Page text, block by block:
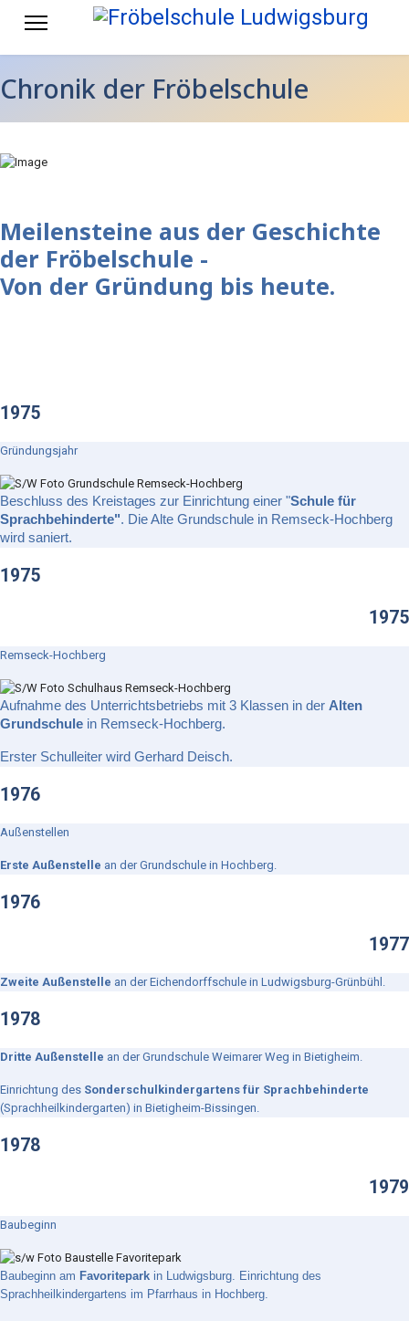
Chronik der Fröbelschule
Meilensteine aus der Geschichte
der Fröbelschule -
Von der Gründung bis heute.
1975
Gründungsjahr
Beschluss des Kreistages zur Einrichtung einer "Schule für
Sprachbehinderte". Die Alte Grundschule in Remseck-Hochberg
wird saniert.
1975
1975
Remseck-Hochberg
Aufnahme des Unterrichtsbetriebs mit 3 Klassen in der Alten
Grundschule in Remseck-Hochberg.
Erster Schulleiter wird Gerhard Deisch.
1976
Außenstellen
Erste Außenstelle an der Grundschule in Hochberg.
1976
1977
Zweite Außenstelle an der Eichendorffschule in Ludwigsburg-Grünbühl.
1978
Dritte Außenstelle an der Grundschule Weimarer Weg in Bietigheim.
Einrichtung des Sonderschulkindergartens für Sprachbehinderte
(Sprachheilkindergarten) in Bietigheim-Bissingen.
1978
1979
Baubeginn
Baubeginn am Favoritepark in Ludwigsburg. Einrichtung des
Sprachheilkindergartens im Pfarrhaus in Hochberg.